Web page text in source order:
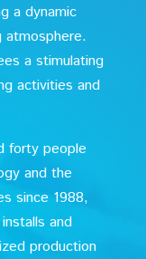
a dynamic
atmosphere.
a stimulating
activities and
forty people
and the
since 1988,
and
production